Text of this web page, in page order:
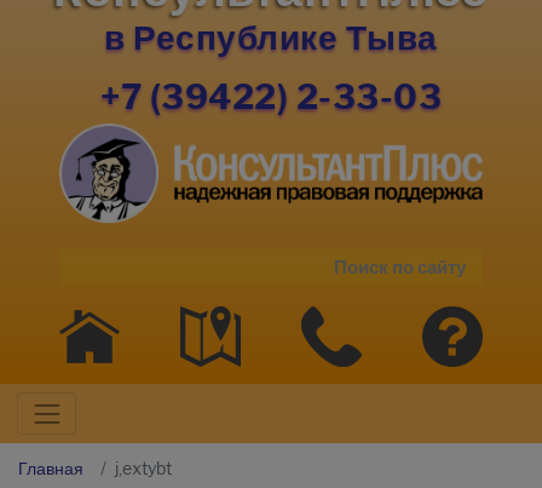
в Республике Тыва
+7 (39422) 2-33-03
Главная j,extybt